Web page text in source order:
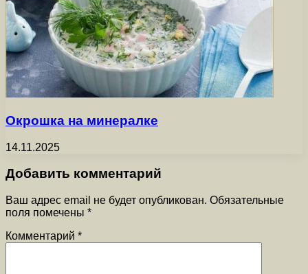
Окрошка на минералке
14.11.2025
Добавить комментарий
Ваш адрес email не будет опубликован. Обязательные
поля помечены *
Комментарий *